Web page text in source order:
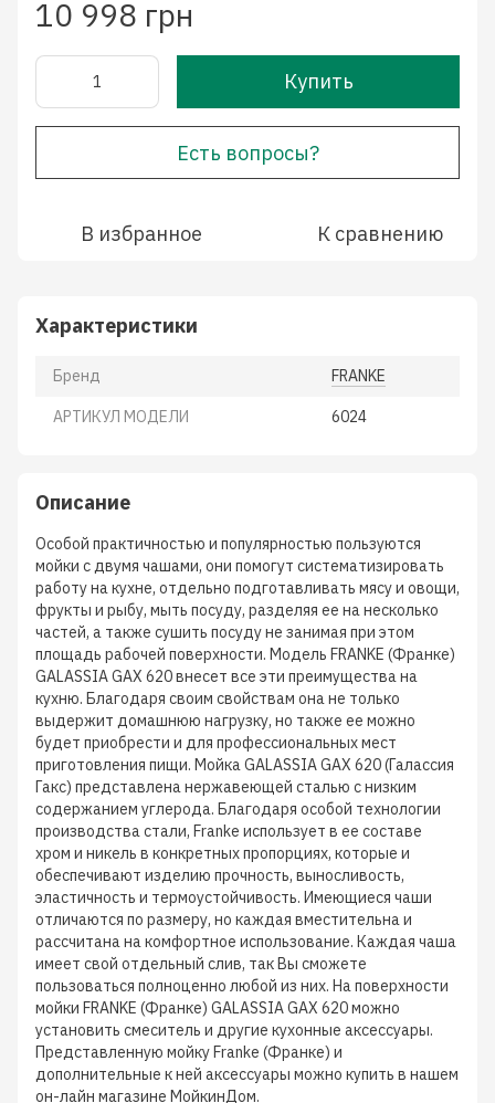
10 998 грн
Купить
Есть вопросы?
В избранное К сравнению
Характеристики
Бренд FRANKE
АРТИКУЛ МОДЕЛИ 6024
Описание
Особой практичностью и популярностью пользуются
мойки с двумя чашами, они помогут систематизировать
работу на кухне, отдельно подготавливать мясу и овощи,
фрукты и рыбу, мыть посуду, разделяя ее на несколько
частей, а также сушить посуду не занимая при этом
площадь рабочей поверхности. Модель FRANKE (Франке)
GALASSIA GAX 620 внесет все эти преимущества на
кухню. Благодаря своим свойствам она не только
выдержит домашнюю нагрузку, но также ее можно
будет приобрести и для профессиональных мест
приготовления пищи. Мойка GALASSIA GAX 620 (Галассия
Гакс) представлена нержавеющей сталью с низким
содержанием углерода. Благодаря особой технологии
производства стали, Franke использует в ее составе
хром и никель в конкретных пропорциях, которые и
обеспечивают изделию прочность, выносливость,
эластичность и термоустойчивость. Имеющиеся чаши
отличаются по размеру, но каждая вместительна и
рассчитана на комфортное использование. Каждая чаша
имеет свой отдельный слив, так Вы сможете
пользоваться полноценно любой из них. На поверхности
мойки FRANKE (Франке) GALASSIA GAX 620 можно
установить смеситель и другие кухонные аксессуары.
Представленную мойку Franke (Франке) и
дополнительные к ней аксессуары можно купить в нашем
он-лайн магазине МойкинДом.